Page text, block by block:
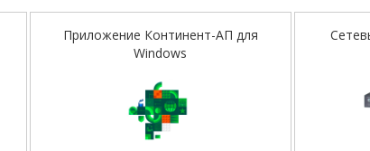
Приложение Континент-АП для
Windows